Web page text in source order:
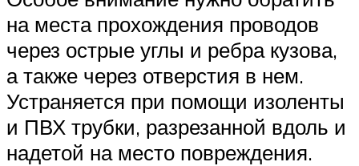
на места прохождения проводов
через острые углы и ребра кузова,
а также через отверстия в нем.
Устраняется при помощи изоленты
и ПВХ трубки, разрезанной вдоль и
надетой на место повреждения.